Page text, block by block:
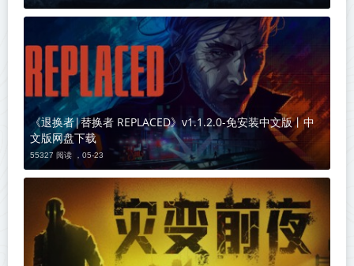
《退换者|替换者 REPLACED》v1.1.2.0-免安装中文版丨中
文版网盘下载
55327 阅读 ， 05-23